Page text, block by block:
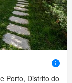
Porto, Distrito do